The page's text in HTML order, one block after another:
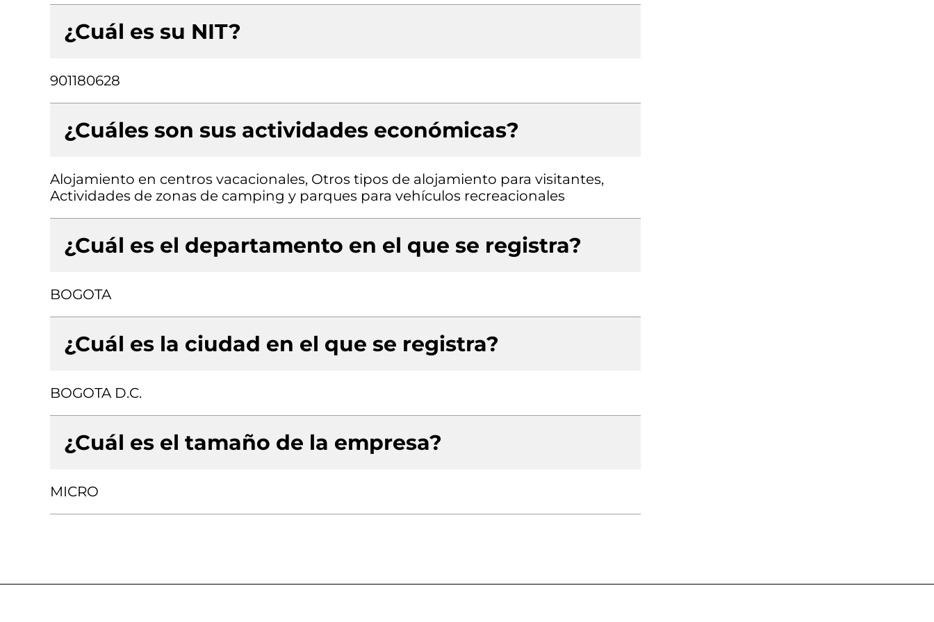
¿Cuál es su NIT?
901180628
¿Cuáles son sus actividades económicas?
Alojamiento en centros vacacionales, Otros tipos de alojamiento para visitantes,
Actividades de zonas de camping y parques para vehículos recreacionales
¿Cuál es el departamento en el que se registra?
BOGOTA
¿Cuál es la ciudad en el que se registra?
BOGOTA D.C.
¿Cuál es el tamaño de la empresa?
MICRO